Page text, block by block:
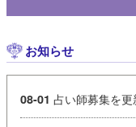
お知らせ
08-01 占い師募集を更